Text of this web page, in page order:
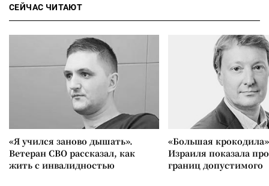
СЕЙЧАС ЧИТАЮТ
«Я учился заново дышать».
Ветеран СВО рассказал, как
жить с инвалидностью
«Большая
Израиля показала
границ допустимого